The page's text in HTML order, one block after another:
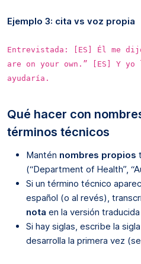
Ejemplo 3: cita vs voz propia
Entrevistada: [ES] Él me
are on your own.” [ES] Y yo
ayudaría.
Qué hacer con
términos técnicos
Mantén nombres propios
(“Department of Health”,
Si un término técnico
español (o al revés),
nota en la versión
Si hay siglas, escribe la
desarrolla la primera vez